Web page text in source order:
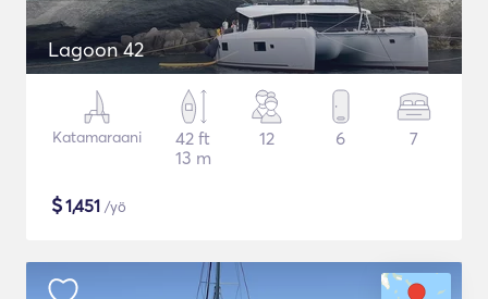
Lagoon 42
Katamaraani
42 ft
13 m
12 6 7
$1,451 /yö